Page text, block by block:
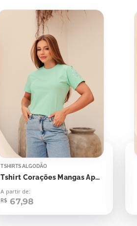
TSHIRTS ALGODÃO
Tshirt Corações Mangas Aplicação
A partir de:
R$ 67,98